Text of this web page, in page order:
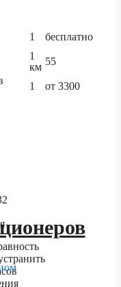
1 бесплатно
1
км 55
1 от 3300